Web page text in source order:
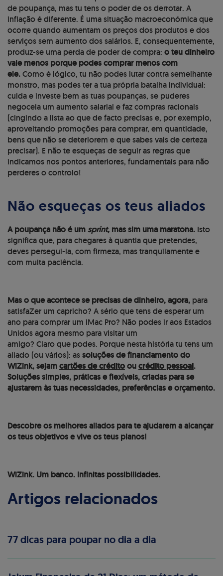
de poupança, mas tu tens o poder de os derrotar. A
inflação é diferente. É uma situação macroeconómica que
ocorre quando aumentam os preços dos produtos e dos
serviços sem aumento dos salários. E, consequentemente,
produz-se uma perda de poder de compra: o teu dinheiro
vale menos porque podes comprar menos com
ele.Como é lógico, tu não podes lutar contra semelhante
monstro, mas podes ter a tua própria batalha individual:
cuida e investe bem as tuas poupanças, se puderes
negoceia um aumento salarial e faz compras racionais
(cingindo a lista ao que de facto precisas e, por exemplo,
aproveitando promoções para comprar, em quantidade,
bens que não se deteriorem e que sabes vais de certeza
precisar). E não te esqueças de seguir as regras que
indicamos nos pontos anteriores, fundamentais para não
perderes o controlo!
Não esqueças os teus aliados
A poupança não é um sprint, mas sim uma maratona. Isto
significa que, para chegares à quantia que pretendes,
deves persegui-la, com firmeza, mas tranquilamente e
com muita paciência.
Mas o que acontece se precisas de dinheiro, agora, para
satisfaZer um capricho? A sério que tens de esperar um
ano para comprar um iMac Pro? Não podes ir aos Estados
Unidos agora mesmo para visitar um
amigo? Claro que podes. Porque nesta história tu tens um
aliado (ou vários): assoluções de financiamento do
WiZink, sejamcartões de créditooucrédito pessoal.
Soluções simples, práticas e flexíveis, criadas para se
ajustarem às tuas necessidades, preferências e orçamento.
Descobre os melhores aliados para te ajudarem a alcançar
os teus objetivos e vive os teus planos!
WiZink. Um banco. Infinitas possibilidades.
Artigos relacionados
77 dicas para poupar no dia a dia